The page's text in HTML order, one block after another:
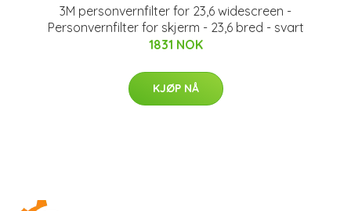
3M personvernfilter for 23,6 widescreen -
Personvernfilter for skjerm - 23,6 bred - svart
1831 NOK
KJØP NÅ